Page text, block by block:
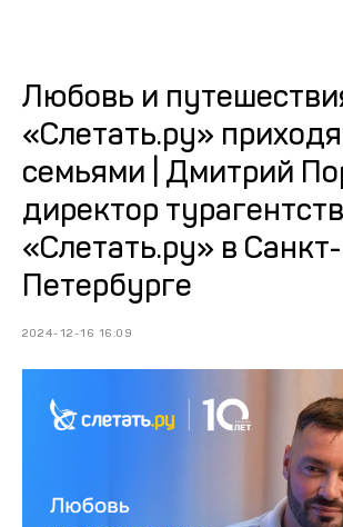
Любовь и
«Слетать.ру»
семьями | Дмитрий
директор
«Слетать.ру» в Санкт-
Петербурге
2024-12-16 16:09